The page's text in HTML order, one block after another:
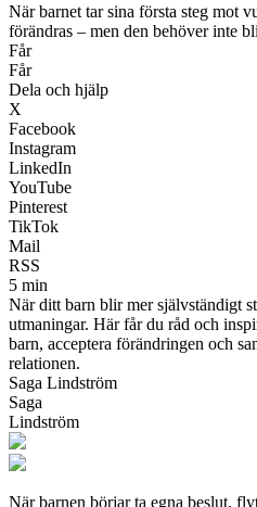
När barnet tar sina första steg mot
förändras – men den behöver inte
Får
Får
Dela och hjälp
X
Facebook
Instagram
LinkedIn
YouTube
Pinterest
TikTok
Mail
RSS
5 min
När ditt barn blir mer självständigt
utmaningar. Här får du råd och
barn, acceptera förändringen och
relationen.
Saga Lindström
Saga
Lindström
När barnen börjar ta egna beslut,